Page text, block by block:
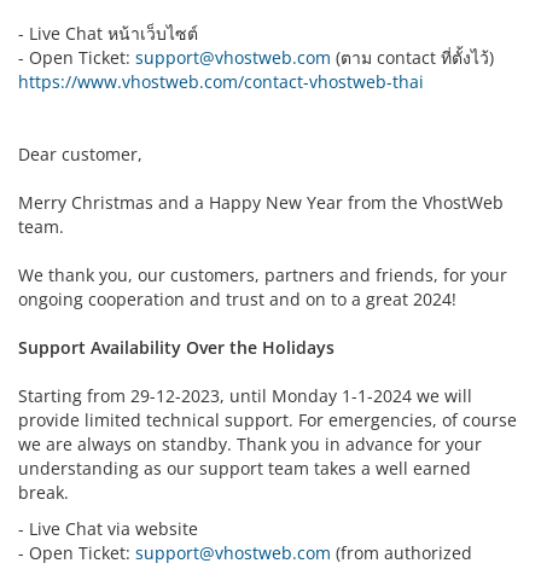
- Live Chat หน้าเว็บไซต์
- Open Ticket: support@vhostweb.com (ตาม contact ที่ตั้งไว้)
https://www.vhostweb.com/contact-vhostweb-thai
Dear customer,
Merry Christmas and a Happy New Year from the VhostWeb
team.
We thank you, our customers, partners and friends, for your
ongoing cooperation and trust and on to a great 2024!
Support Availability Over the Holidays
Starting from 29-12-2023, until Monday 1-1-2024 we will
provide limited technical support. For emergencies, of course
we are always on standby. Thank you in advance for your
understanding as our support team takes a well earned
break.
- Live Chat via website
- Open Ticket: support@vhostweb.com (from authorized